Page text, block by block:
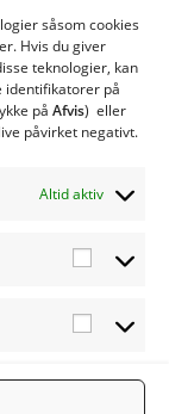
såsom cookies
Hvis du giver
teknologier, kan
identifikatorer på
på Afvis) eller
påvirket negativt.
Altid aktiv